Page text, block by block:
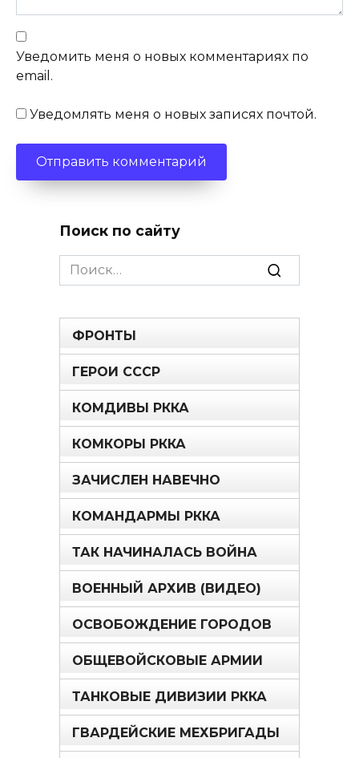
Уведомить меня о новых комментариях по
email.
Уведомлять меня о новых записях почтой.
Поиск по сайту
Search
for:
ФРОНТЫ
ГЕРОИ СССР
КОМДИВЫ РККА
КОМКОРЫ РККА
ЗАЧИСЛЕН НАВЕЧНО
КОМАНДАРМЫ РККА
ТАК НАЧИНАЛАСЬ ВОЙНА
ВОЕННЫЙ АРХИВ (ВИДЕО)
ОСВОБОЖДЕНИЕ ГОРОДОВ
ОБЩЕВОЙСКОВЫЕ АРМИИ
ТАНКОВЫЕ ДИВИЗИИ РККА
ГВАРДЕЙСКИЕ МЕХБРИГАДЫ